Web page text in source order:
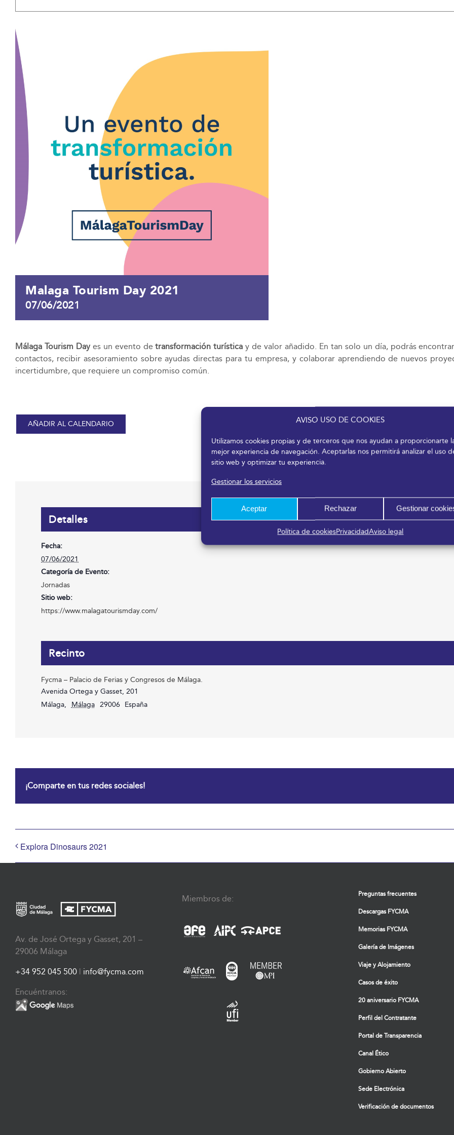
AVISO USO DE COOKIES
Utilizamos cookies propias y de terceros que nos ayudan a proporcionarte
mejor experiencia de navegación. Aceptarlas nos permitirá analizar el uso
sitio web y optimizar tu experiencia.
Gestionar los servicios
Aceptar Rechazar Gestionar
Política de cookiesPrivacidadAviso legal
Malaga Tourism Day 2021
07/06/2021
Málaga Tourism Dayes un evento detransformación turística y de valor añadido. En tan solo un día, podrás
contactos, recibir asesoramiento sobre ayudas directas para tu empresa, y colaborar aprendiendo de nuevos
incertidumbre, que requiere un compromiso común.
AÑADIR AL CALENDARIO
Detalles
Fecha:
07/06/2021
Categoría de Evento:
Jornadas
Sitio web:
https://www.malagatourismday.com/
Recinto
Fycma – Palacio de Ferias y Congresos de Málaga.
Avenida Ortega y Gasset, 201
Málaga, Málaga 29006 España
¡Comparte en tus redes sociales!
Explora Dinosaurs 2021
Av. de José Ortega y Gasset, 201 –
29006 Málaga
+34 952 045 500 info@fycma.com
Encuéntranos:
Miembros de: Preguntas frecuentes
Descargas FYCMA
Memorias FYCMA
Galería de Imágenes
Viaje y Alojamiento
Casos de éxito
20 aniversario FYCMA
Perfil del Contratante
Portal de Transparencia
Canal Ético
Gobierno Abierto
Sede Electrónica
Verificación de documentos